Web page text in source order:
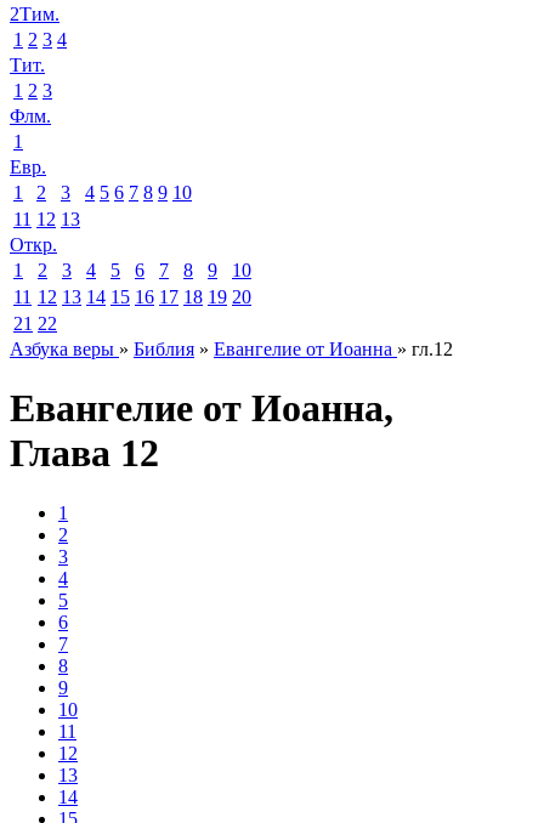
2Тим.
1 2 3 4
Тит.
1 2 3
Флм.
1
Евр.
1
2 3 4 5 6 7 8 9 10
11 12 13
Откр.
1
2 3 4 5 6 7 8 9
10
11 12 13 14 15 16 17 18 19 20
21 22
Азбука веры » Библия » Евангелие от Иоанна » гл.12
Евангелие от Иоанна,
Глава 12
1
2
3
4
5
6
7
8
9
10
11
12
13
14
15